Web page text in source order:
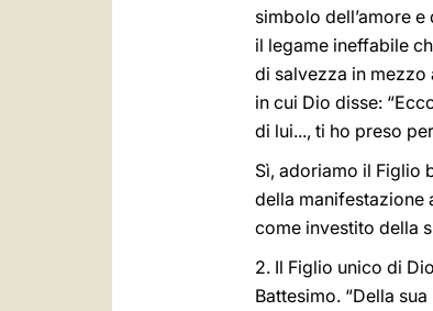
simbolo dell’amore
il legame ineffabile
di salvezza in mezzo
in cui Dio disse:
di lui..., ti ho preso
Sì, adoriamo il Figlio
della manifestazione
come investito della
2. Il Figlio unico di
Battesimo. “Della